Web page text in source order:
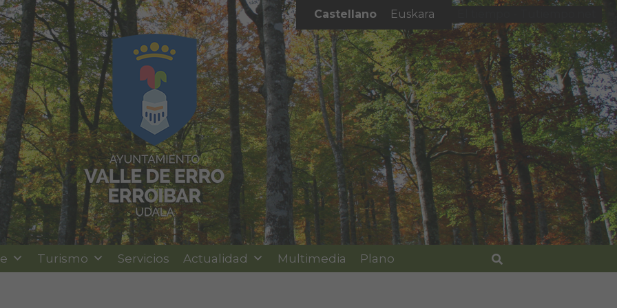
Castellano Euskara
Turismo Servicios Actualidad Multimedia Plano
Buscar